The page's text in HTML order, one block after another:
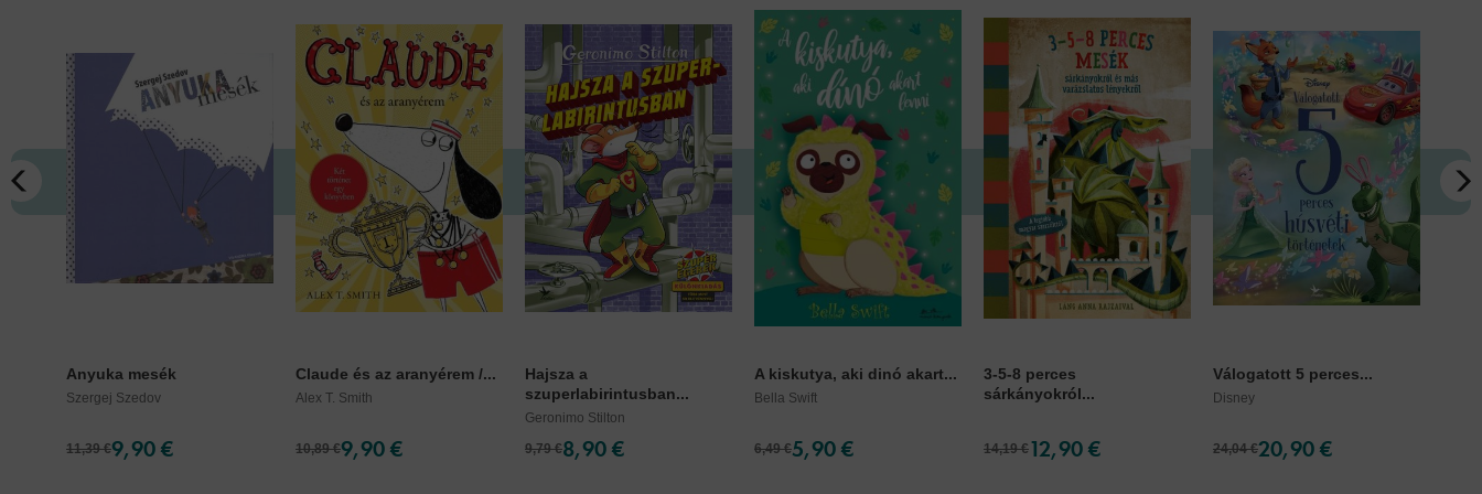
Anyuka mesék
Szergej Szedov
11,39 €9,90 €
Claude és az aranyérem /...
Alex T. Smith
10,89 €9,90 €
Hajsza a
szuperlabirintusban...
Geronimo Stilton
9,79 €8,90 €
A kiskutya, aki dinó akart...
Bella Swift
6,49 €5,90 €
3-5-8 perces
sárkányokról...
14,19 €12,90 €
Válogatott 5 perces...
Disney
24,04 €20,90 €